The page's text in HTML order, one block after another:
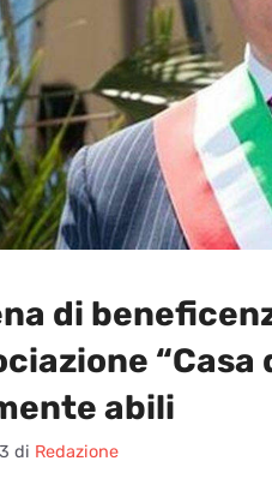
di
abili
di Redazione